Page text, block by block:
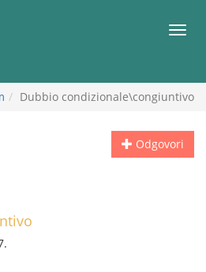
Meni
Dubbio condizionale\congiuntivo
Odgovori